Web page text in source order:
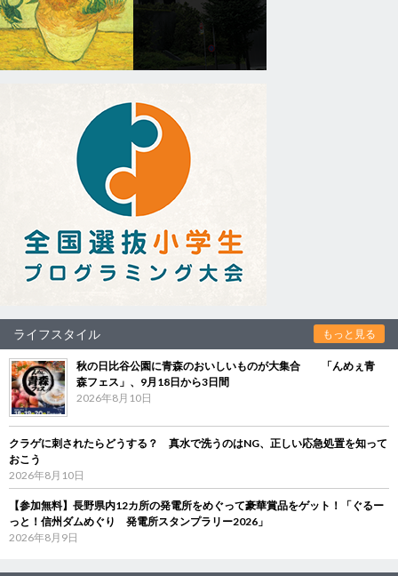
ライフスタイル もっと見る
秋の日比谷公園に青森のおいしいものが大集合 「んめぇ青
森フェス」、9月18日から3日間
2026年8月10日
クラゲに刺されたらどうする？ 真水で洗うのはNG、正しい応急処置を知って
おこう
2026年8月10日
【参加無料】長野県内12カ所の発電所をめぐって豪華賞品をゲット！「ぐるー
っと！信州ダムめぐり 発電所スタンプラリー2026」
2026年8月9日